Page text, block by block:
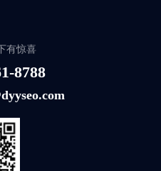
有惊喜
8788